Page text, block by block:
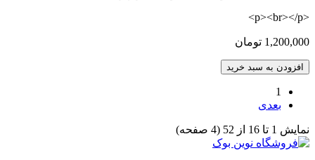
<p><br></p>
1,200,000 تومان
افزودن به سبد خرید
1
بعدی
نمايش 1 تا 16 از 52 (4 صفحه)